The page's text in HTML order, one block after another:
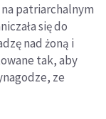
patriarchalnym
się do
nad żoną i
tak, aby
ze